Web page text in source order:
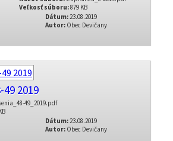
Veľkosť súboru:879 KB
Dátum:23.08.2019
Autor: Obec Devičany
2019
49_2019.pdf
Dátum:23.08.2019
Autor: Obec Devičany